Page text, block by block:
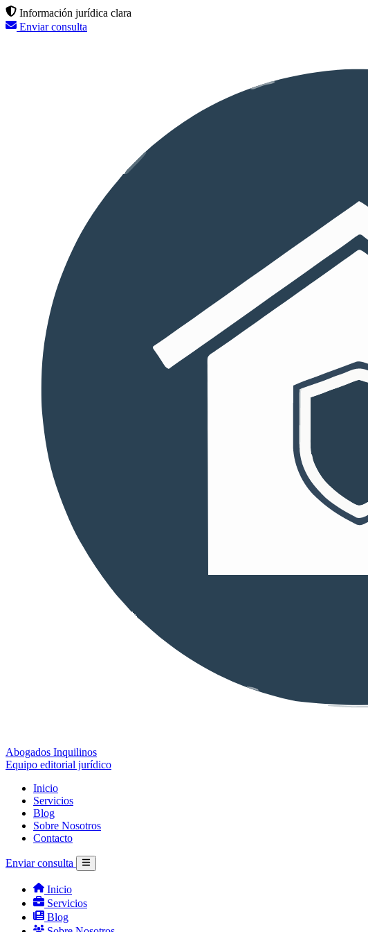
Información jurídica clara
Enviar consulta
Abogados Inquilinos
Equipo editorial jurídico
Inicio
Servicios
Blog
Sobre Nosotros
Contacto
Enviar consulta
Inicio
Servicios
Blog